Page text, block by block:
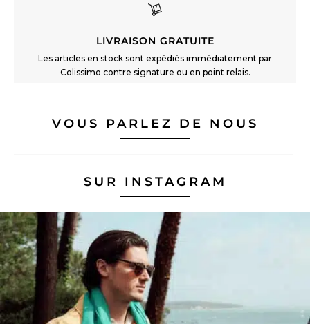
LIVRAISON GRATUITE
Les articles en stock sont expédiés immédiatement par
Colissimo contre signature ou en point relais.
VOUS PARLEZ DE NOUS
SUR INSTAGRAM